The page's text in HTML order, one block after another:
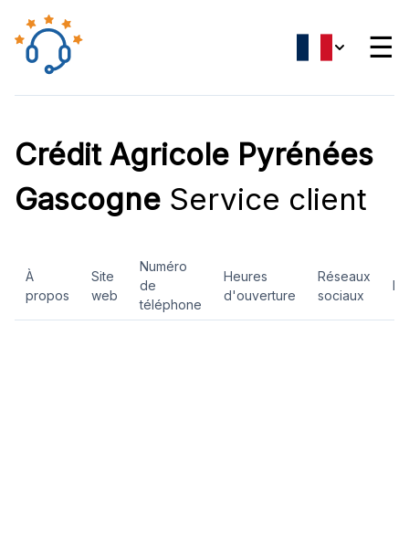
☰
Crédit Agricole Pyrénées
Gascogne Service client
À
propos
Site
web
Numéro
de
téléphone
Heures
d'ouverture
Réseaux
sociaux